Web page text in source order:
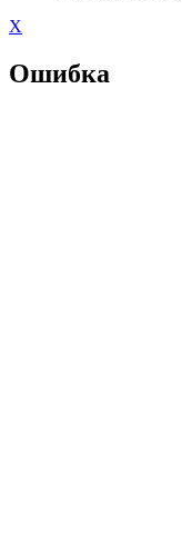
X
Ошибка